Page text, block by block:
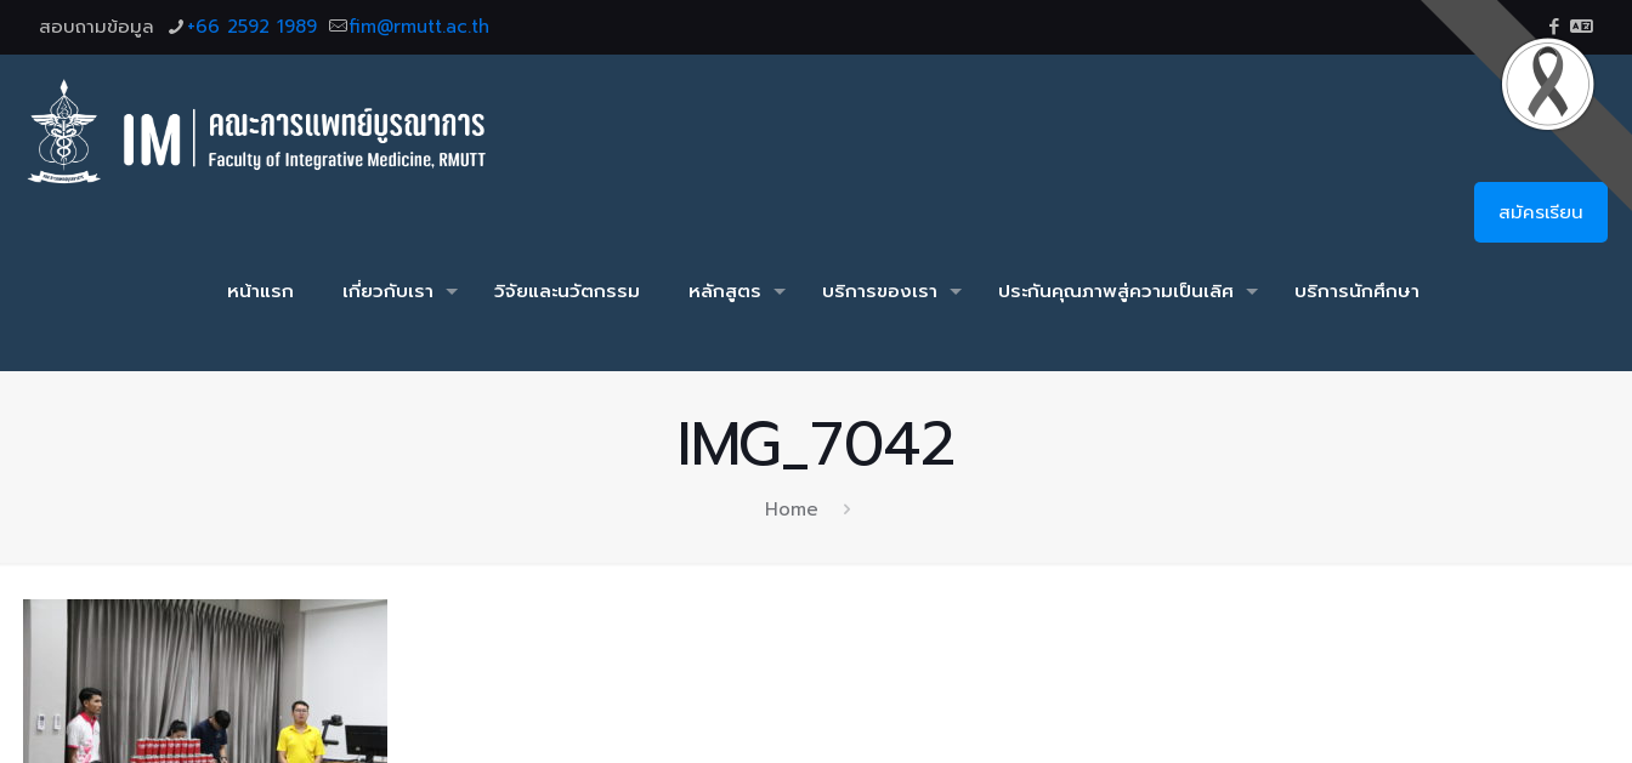
สอบถามข้อมูล +66 2592 1989 fim@rmutt.ac.th
หน้าแรก เกี่ยวกับเรา วิจัยและนวัตกรรม หลักสูตร บริการของเรา ประกันคุณภาพสู่ความเป็นเลิศ บริการนักศึกษา
สมัครเรียน
IMG_7042
Home